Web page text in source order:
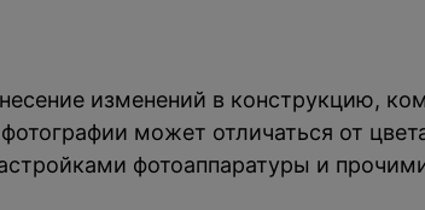
изменений в конструкцию,
может отличаться от
фотоаппаратуры и